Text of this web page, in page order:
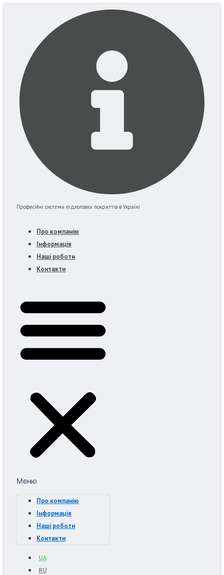
Професійні системи підлогових покриттів в Україні
Про компанію
Інформація
Наші роботи
Контакти
Меню
Про компанію
Інформація
Наші роботи
Контакти
UA
RU